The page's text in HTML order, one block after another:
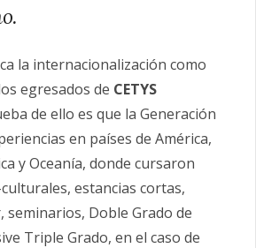
la internacionalización como
egresados de CETYS
de ello es que la Generación
en países de América,
y Oceanía, donde cursaron
estancias cortas,
seminarios, Doble Grado de
Triple Grado, en el caso de